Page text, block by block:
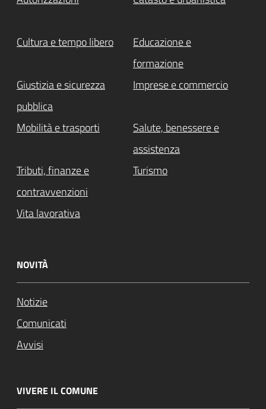
Cultura e tempo libero
Educazione e
formazione
Giustizia e sicurezza
pubblica
Imprese e commercio
Mobilità e trasporti
Salute, benessere e
assistenza
Tributi, finanze e
contravvenzioni
Turismo
Vita lavorativa
NOVITÀ
Notizie
Comunicati
Avvisi
VIVERE IL COMUNE